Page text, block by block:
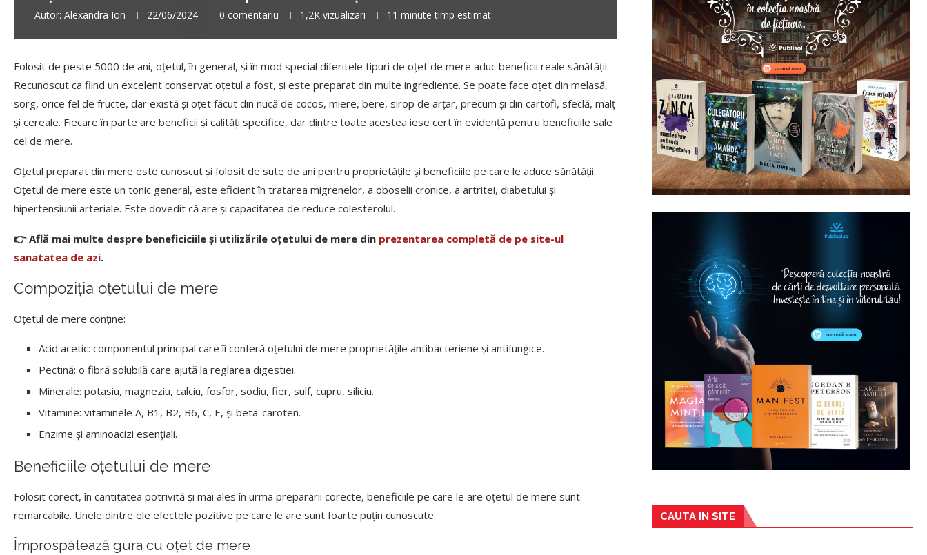
Autor: Alexandra Ion 22/06/2024 0 comentariu 1,2K vizualizari 11 minute timp estimat
Folosit de peste 5000 de ani, oțetul, în general, și în mod special diferitele tipuri de oțet de mere aduc beneficii reale sănătății.
Recunoscut ca fiind un excelent conservat oțetul a fost, și este preparat din multe ingrediente. Se poate face oțet din melasă,
sorg, orice fel de fructe, dar există și oțet făcut din nucă de cocos, miere, bere, sirop de arțar, precum și din cartofi, sfeclă, malț
și cereale. Fiecare în parte are beneficii și calități specifice, dar dintre toate acestea iese cert în evidență pentru beneficiile sale
cel de mere.
Oțetul preparat din mere este cunoscut și folosit de sute de ani pentru proprietățile și beneficiile pe care le aduce sănătății.
Oțetul de mere este un tonic general, este eficient în tratarea migrenelor, a oboselii cronice, a artritei, diabetului și
hipertensiunii arteriale. Este dovedit că are și capacitatea de reduce colesterolul.
👉 Află mai multe despre beneficiciile și utilizările oțetului de mere din prezentarea completă de pe site-ul
sanatatea de azi.
Compoziția oțetului de mere
Oțetul de mere conține:
Acid acetic: componentul principal care îi conferă oțetului de mere proprietățile antibacteriene și antifungice.
Pectină: o fibră solubilă care ajută la reglarea digestiei.
Minerale: potasiu, magneziu, calciu, fosfor, sodiu, fier, sulf, cupru, siliciu.
Vitamine: vitaminele A, B1, B2, B6, C, E, și beta-caroten.
Enzime și aminoacizi esențiali.
Beneficiile oțetului de mere
Folosit corect, în cantitatea potrivită și mai ales în urma prepararii corecte, beneficiile pe care le are oțetul de mere sunt
remarcabile. Unele dintre ele efectele pozitive pe care le are sunt foarte puțin cunoscute.
Împrospătează gura cu oțet de mere
CAUTA IN SITE